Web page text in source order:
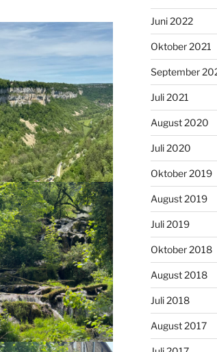
Juni 2022
Oktober 2021
September
Juli 2021
August 2020
Juli 2020
Oktober 2019
August 2019
Juli 2019
Oktober 2018
August 2018
Juli 2018
August 2017